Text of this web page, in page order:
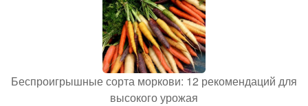
Беспроигрышные сорта моркови: 12 рекомендаций для
высокого урожая